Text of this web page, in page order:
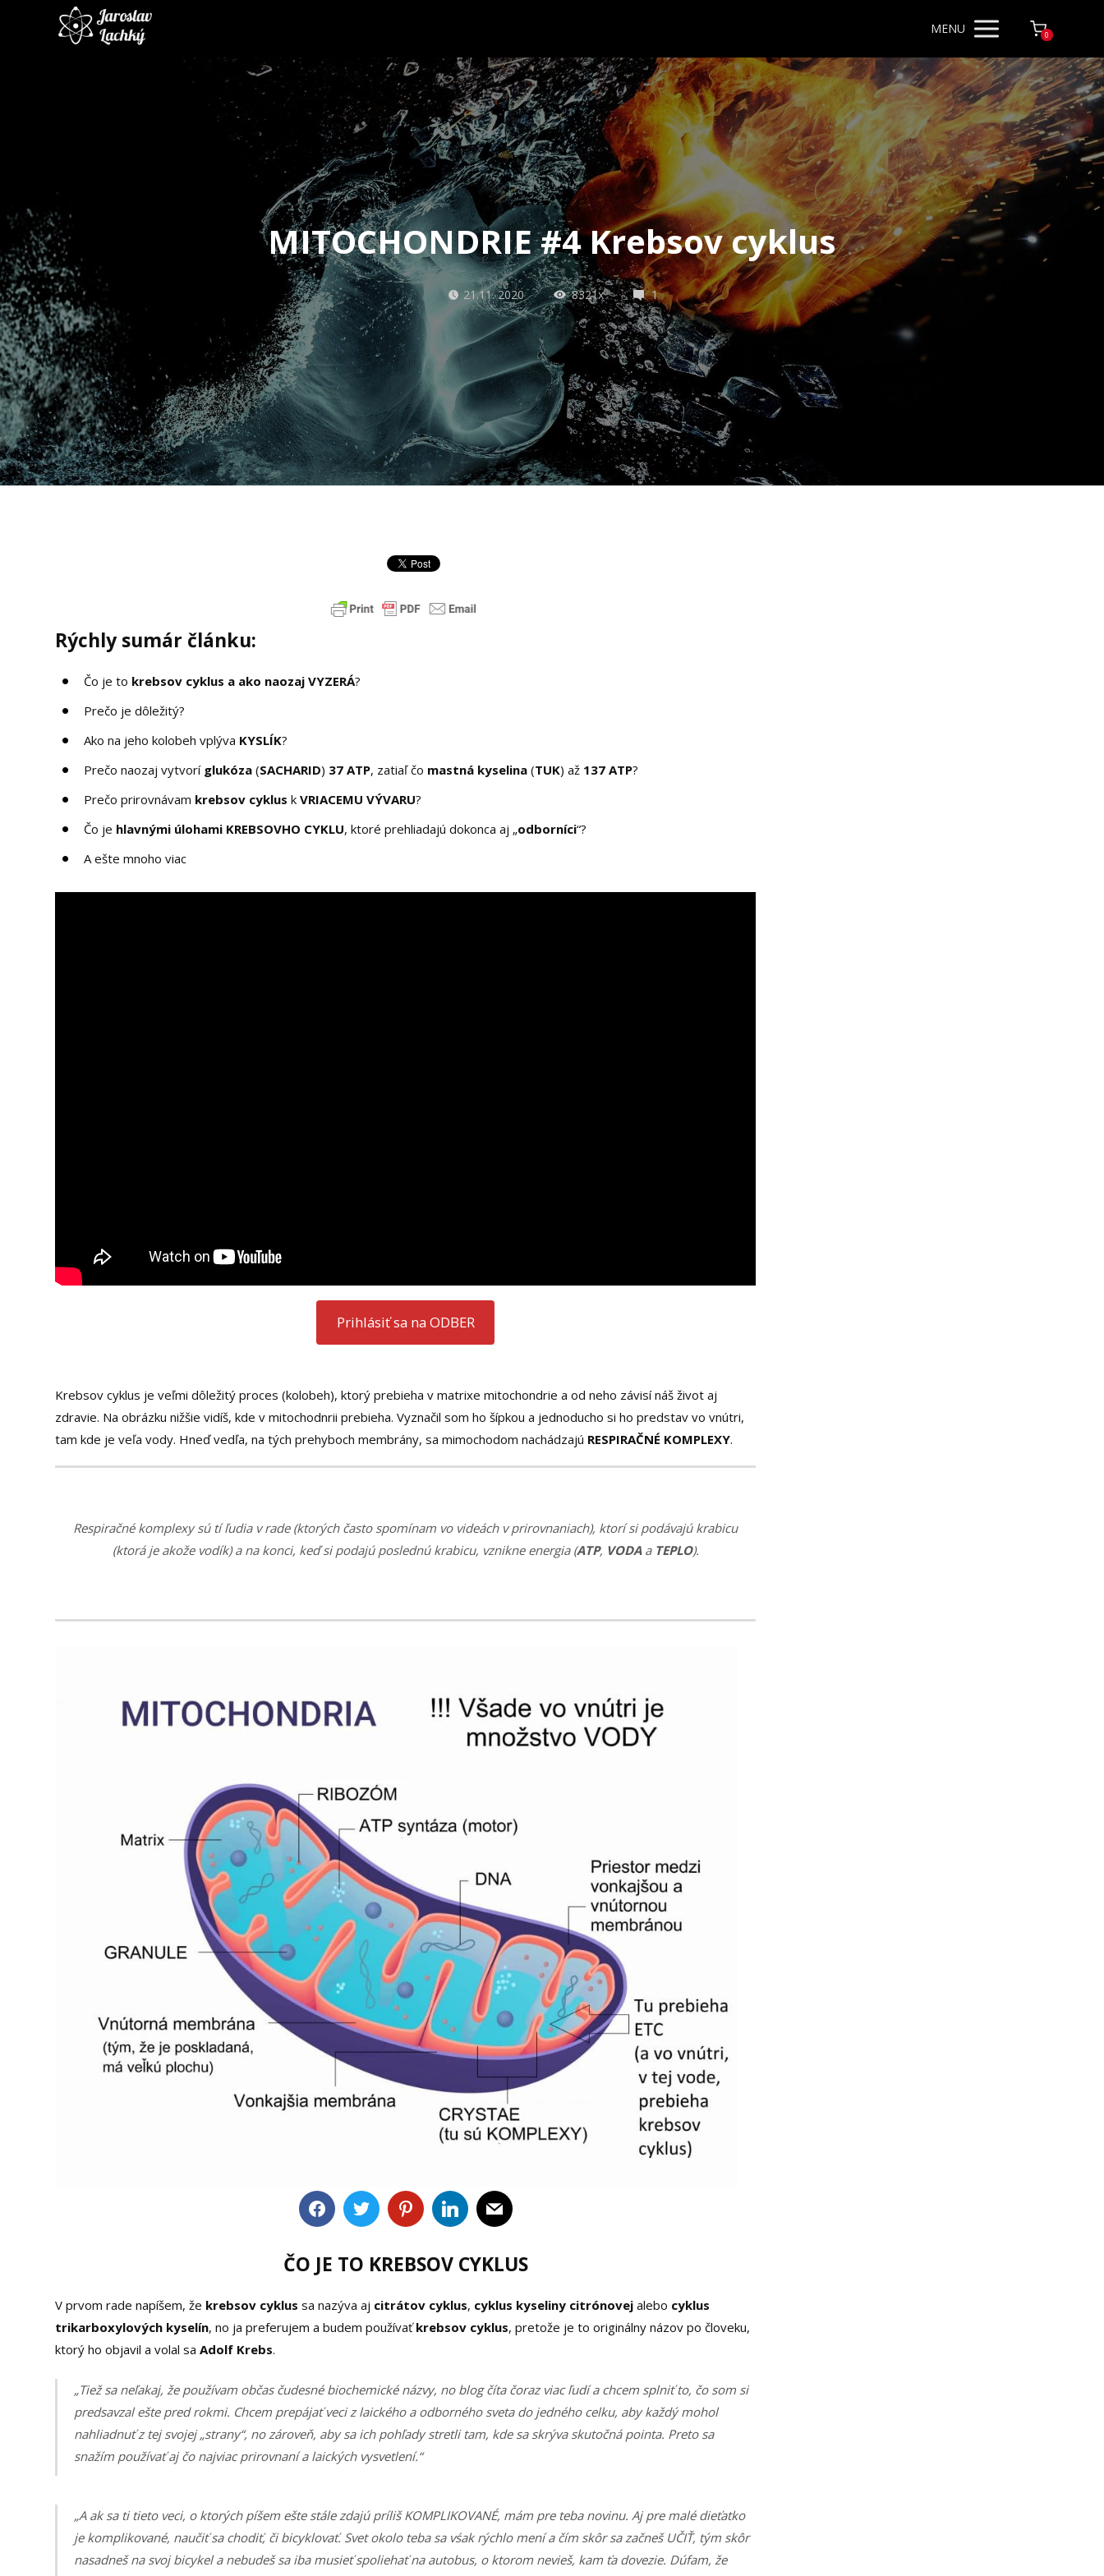
MENU 0
MITOCHONDRIE #4 Krebsov cyklus
21.11. 2020 8321x 1
Rýchly sumár článku:
Čo je to krebsov cyklus a ako naozaj VYZERÁ?
Prečo je dôležitý?
Ako na jeho kolobeh vplýva KYSLÍK?
Prečo naozaj vytvorí glukóza (SACHARID) 37 ATP, zatiaľ čo mastná kyselina (TUK) až 137 ATP?
Prečo prirovnávam krebsov cyklus kVRIACEMU VÝVARU?
Čo je hlavnými úlohami KREBSOVHO CYKLU, ktoré prehliadajú dokonca aj „odborníci“?
A ešte mnoho viac
Prihlásiť sa na ODBER
Krebsov cyklus je veľmi dôležitý proces (kolobeh), ktorý prebieha v matrixe mitochondrie a od neho závisí náš život aj
zdravie. Na obrázku nižšie vidíš, kde v mitochodnrii prebieha. Vyznačil som ho šípkou a jednoducho si ho predstav vo vnútri,
tam kde je veľa vody. Hneď vedľa, na tých prehyboch membrány, sa mimochodom nachádzajú RESPIRAČNÉ KOMPLEXY.
Respiračné komplexy sú tí ľudia v rade (ktorých často spomínam vo videách v prirovnaniach), ktorí si podávajú krabicu
(ktorá je akože vodík) a na konci, keď si podajú poslednú krabicu, vznikne energia (ATP, VODAa TEPLO).
ČO JE TO KREBSOV CYKLUS
V prvom rade napíšem, že krebsov cyklus sa nazýva aj citrátov cyklus, cyklus kyseliny citrónovej alebo cyklus
trikarboxylových kyselín, no ja preferujem a budem používaťkrebsov cyklus, pretože je to originálny názov po človeku,
ktorý ho objavil a volal saAdolf Krebs.
„Tiež sa neľakaj, že používam občas čudesné biochemické názvy, no blog číta čoraz viac ľudí a chcem splniť to, čo som si
predsavzal ešte pred rokmi. Chcem prepájať veci z laického a odborného sveta do jedného celku, aby každý mohol
nahliadnuť z tej svojej „strany“, no zároveň, aby sa ich pohľady stretli tam, kde sa skrýva skutočná pointa. Preto sa
snažím používať aj čo najviac prirovnaní a laických vysvetlení.“
„A ak sa ti tieto veci, o ktorých píšem ešte stále zdajú príliš KOMPLIKOVANÉ, mám pre teba novinu. Aj pre malé dieťatko
je komplikované, naučiť sa chodiť, či bicyklovať. Svet okolo teba sa vśak rýchlo mení a čím skôr sa začneš UČIŤ, tým skôr
nasadneš na svoj bicykel a nebudeš sa iba musieť spoliehať na autobus, o ktorom nevieš, kam ťa dovezie. Dúfam, že